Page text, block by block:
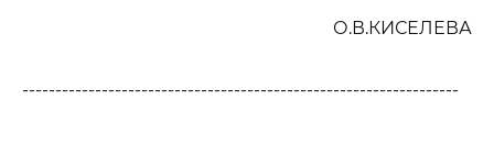
О.В.КИСЕЛЕВА
------------------------------------------------------------------